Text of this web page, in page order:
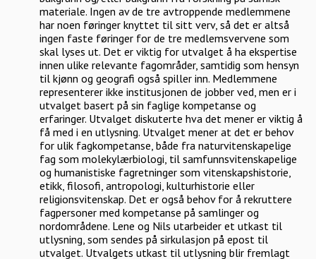
materiale. Ingen av de tre avtroppende medlemmene
har noen føringer knyttet til sitt verv, så det er altså
ingen faste føringer for de tre medlemsvervene som
skal lyses ut. Det er viktig for utvalget å ha ekspertise
innen ulike relevante fagområder, samtidig som hensyn
til kjønn og geografi også spiller inn. Medlemmene
representerer ikke institusjonen de jobber ved, men er i
utvalget basert på sin faglige kompetanse og
erfaringer. Utvalget diskuterte hva det mener er viktig å
få med i en utlysning. Utvalget mener at det er behov
for ulik fagkompetanse, både fra naturvitenskapelige
fag som molekylærbiologi, til samfunnsvitenskapelige
og humanistiske fagretninger som vitenskapshistorie,
etikk, filosofi, antropologi, kulturhistorie eller
religionsvitenskap. Det er også behov for å rekruttere
fagpersoner med kompetanse på samlinger og
nordområdene. Lene og Nils utarbeider et utkast til
utlysning, som sendes på sirkulasjon på epost til
utvalget. Utvalgets utkast til utlysning blir fremlagt